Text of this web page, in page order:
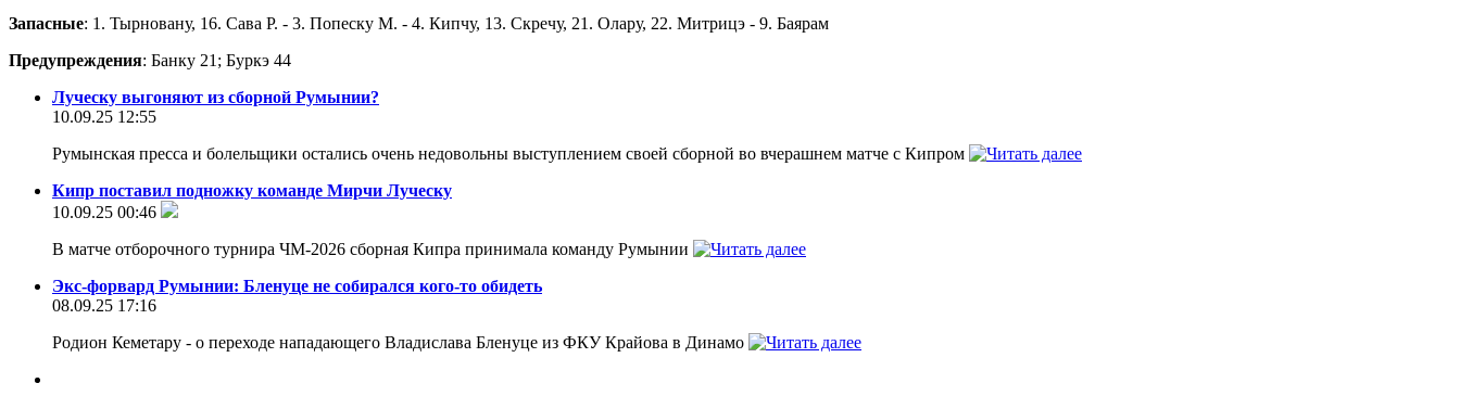
Запасные: 1. Тырновану, 16. Сава Р. - 3. Попеску М. - 4. Кипчу, 13. Скречу, 21. Олару, 22. Митрицэ - 9. Баярам
Предупреждения: Банку 21; Буркэ 44
Луческу выгоняют из сборной Румынии?
10.09.25 12:55
Румынская пресса и болельщики остались очень недовольны выступлением своей сборной во вчерашнем матче с Кипром
Кипр поставил подножку команде Мирчи Луческу
10.09.25 00:46
В матче отборочного турнира ЧМ-2026 сборная Кипра принимала команду Румынии
Экс-форвард Румынии: Бленуце не собирался кого-то обидеть
08.09.25 17:16
Родион Кеметару - о переходе нападающего Владислава Бленуце из ФКУ Крайова в Динамо